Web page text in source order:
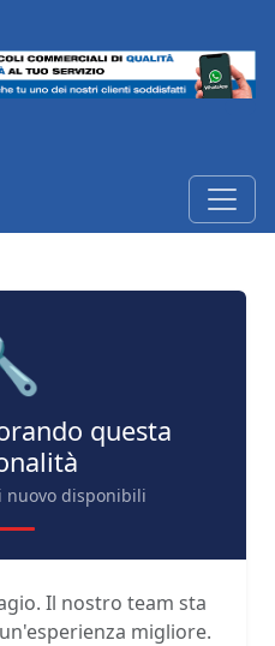
questa
nuovo disponibili
Il nostro team sta
migliore.